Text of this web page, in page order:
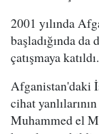
2001 yılında
başladığında
çatışmaya katıldı.
Afganistan'daki
cihat
Muhammed el